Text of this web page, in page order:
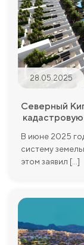
28.05.2025
Северный
В июне 2025
систему
этом заявил [...]